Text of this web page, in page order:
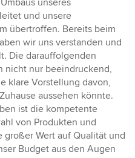
unseres
und unsere
übertroffen. Bereits beim
wir uns verstanden und
Die darauffolgenden
nicht nur beeindruckend,
klare Vorstellung davon,
aussehen könnte.
ist die kompetente
von Produkten und
großer Wert auf Qualität und
Budget aus den Augen